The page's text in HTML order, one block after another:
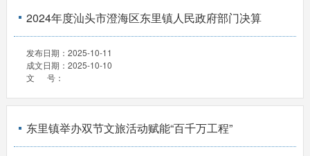
2024年度汕头市澄海区东里镇人民政府部门决算
发布日期： 2025-10-11
成文日期： 2025-10-10
文 号：
东里镇举办双节文旅活动赋能“百千万工程”